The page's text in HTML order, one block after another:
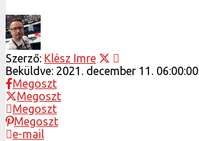
Szerző: Klész Imre
Beküldve: 2021. december 11. 06:00:00
Megoszt
Megoszt
Megoszt
Megoszt
e-mail